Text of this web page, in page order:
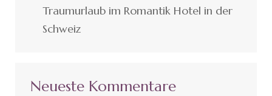
Traumurlaub im Romantik Hotel in der
Schweiz
Neueste Kommentare